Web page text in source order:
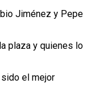
Jiménez y Pepe
plaza y quienes lo
el mejor